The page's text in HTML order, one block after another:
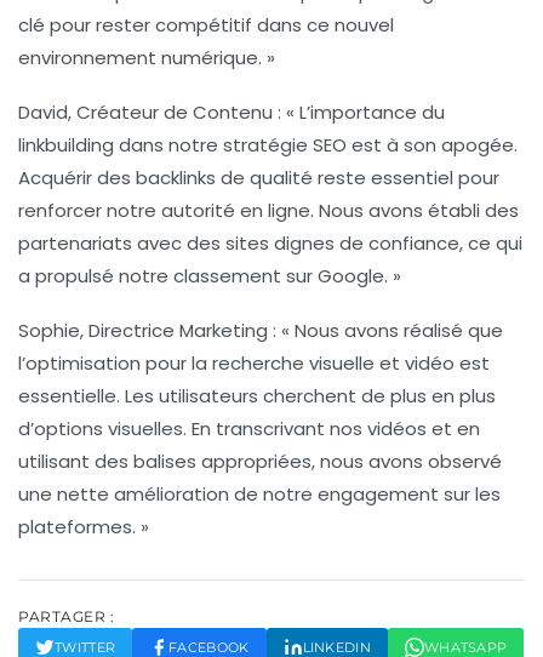
clé pour rester compétitif dans ce nouvel
environnement numérique. »
David, Créateur de Contenu : « L’importance du
linkbuilding dans notre stratégie SEO est à son apogée.
Acquérir des backlinks de qualité reste essentiel pour
renforcer notre autorité en ligne. Nous avons établi des
partenariats avec des sites dignes de confiance, ce qui
a propulsé notre classement sur Google. »
Sophie, Directrice Marketing : « Nous avons réalisé que
l’optimisation pour la recherche visuelle et vidéo est
essentielle. Les utilisateurs cherchent de plus en plus
d’options visuelles. En transcrivant nos vidéos et en
utilisant des balises appropriées, nous avons observé
une nette amélioration de notre engagement sur les
plateformes. »
PARTAGER :
TWITTER FACEBOOK LINKEDIN WHATSAPP